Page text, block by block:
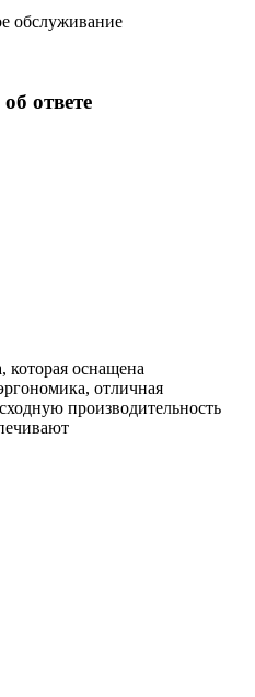
обслуживание
ответе
которая оснащена
отличная
производительность